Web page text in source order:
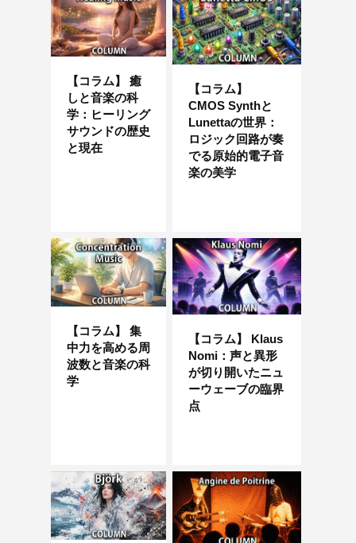
【コラム】 癒
しと音楽の科
学：ヒーリング
サウンドの歴史
と現在
【コラム】
CMOS Synthと
Lunettaの世界：
ロジック回路が奏
でる原始的電子音
楽の美学
【コラム】 集
中力を高める周
波数と音楽の科
学
【コラム】 Klaus
Nomi：声と異形
が切り開いたニュ
ーウェーブの臨界
点